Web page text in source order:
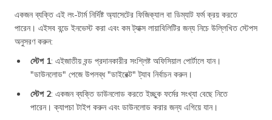
একজন ব্যক্তি এই লং-টার্ম নির্দিষ্ট অ্যাসেটের ফিজিক্যাল বা ডিম্যাট ফর্ম ক্রয় করতে
পারেন। এইসব বন্ডে ইনভেস্ট করা এবং কম ট্যাক্স লায়াবিলিটির জন্য নিচে উল্লিখিত স্টেপস
অনুসরণ করুন:
স্টেপ 1: এইজাতীয় বন্ড প্রদানকারীর সংশ্লিষ্ট অফিসিয়াল পোর্টালে যান।
"ডাউনলোড" পেজে উপলব্ধ "ডাইরেক্ট" ট্যাব নির্বাচন করুন।
স্টেপ 2: একজন ব্যক্তি ডাউনলোড করতে ইচ্ছুক ফর্মের সংখ্যা বেছে নিতে
পারেন। ক্যাপচা টাইপ করুন এবং ডাউনলোড করার জন্য এগিয়ে যান।